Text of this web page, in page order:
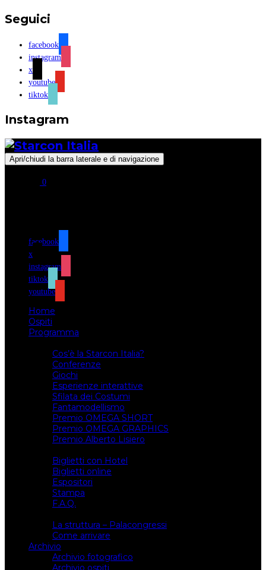
Seguici
facebook
instagram
x
youtube
tiktok
Instagram
Apri/chiudi la barra laterale e di navigazione
0
facebook
x
instagram
tiktok
youtube
Home
Ospiti
Programma
Cos’è la Starcon Italia?
Conferenze
Giochi
Esperienze interattive
Sfilata dei Costumi
Fantamodellismo
Premio OMEGA SHORT
Premio OMEGA GRAPHICS
Premio Alberto Lisiero
Biglietti con Hotel
Biglietti online
Espositori
Stampa
F.A.Q.
La struttura – Palacongressi
Come arrivare
Archivio
Archivio fotografico
Archivio ospiti